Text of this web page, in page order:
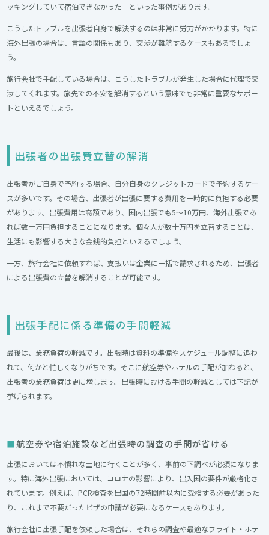
ッキングしていて宿泊できなかった」といった事例があります。
こうしたトラブルを出張者自身で解決するのは非常に労力がかかります。特に
海外出張の場合は、言語の関係もあり、交渉が難航するケースもあるでしょ
う。
旅行会社で手配している場合は、こうしたトラブルが発生した場合に代理で交
渉してくれます。旅先での不安を解消するという意味でも非常に重要なサポー
トといえるでしょう。
出張者の出張費立替の解消
出張者がご自身で予約する場合、自分自身のクレジットカードで予約するケー
スが多いです。その場合、出張者が出張に要する費用を一時的に負担する必要
があります。出張費用は高額であり、国内出張でも5～10万円、海外出張であ
れば数十万円負担することになります。個々人が数十万円を立替することは、
生活にも影響する大きな金銭的負担といえるでしょう。
一方、旅行会社に依頼すれば、支払いは企業に一括で請求されるため、出張者
による出張費の立替を解消することが可能です。
出張手配に係る準備の手間軽減
最後は、業務負荷の軽減です。出張時は資料の準備やスケジュール調整に追わ
れて、何かと忙しくなりがちです。そこに航空券やホテルの手配が加わると、
出張者の業務負荷は更に増します。出張時における手間の軽減としては下記が
挙げられます。
航空券や宿泊施設など出張時の調査の手間が省ける
出張においては不慣れな土地に行くことが多く、事前の下調べが必須になりま
す。特に海外出張においては、コロナの影響により、出入国の要件が厳格化さ
れています。例えば、PCR検査を出国の72時間前以内に受検する必要があった
り、これまで不要だったビザの申請が必要になるケースもあります。
旅行会社に出張手配を依頼した場合は、それらの調査や最適なフライト・ホテ